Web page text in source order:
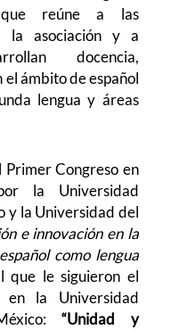
que reúne a las
la asociación y a
docencia,
ámbito de español
lengua y áreas
Primer Congreso en
la Universidad
y la Universidad del
e innovación en la
como lengua
que le siguieron el
en la Universidad
“Unidad y